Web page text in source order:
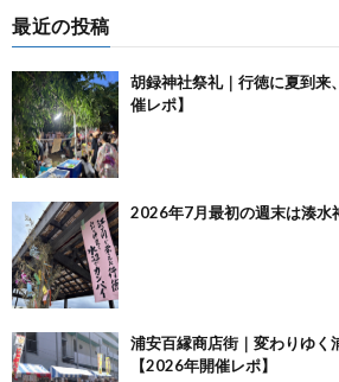
最近の投稿
胡録神社祭礼｜行徳に夏到
催レポ】
2026年7月最初の週末は湊水
浦安百縁商店街｜変わりゆく
【2026年開催レポ】